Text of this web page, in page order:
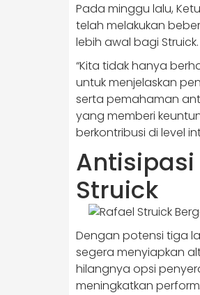
Pada minggu lalu,
telah melakukan
lebih awal bagi Struick.
“Kita tidak hanya
untuk menjelaskan
serta pemahaman
yang memberi
berkontribusi di level
Antisipasi
Struick
Dengan potensi tiga
segera menyiapkan
hilangnya opsi
meningkatkan